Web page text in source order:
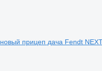
новый прицеп дача Fendt